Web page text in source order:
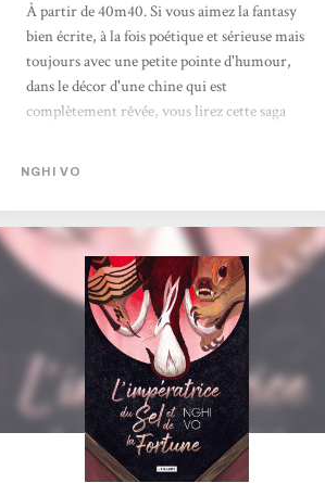
À partir de 40m40. Si vous aimez la fantasy
bien écrite, à la fois poétique et sérieuse mais
toujours avec une petite pointe d'humour,
dans le décor d'une chine qui est
complètement rêvée, vous lirez cette saga
NGHI VO